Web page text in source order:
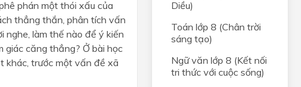
phán một thói xấu của
thẳng thắn, phân tích vấn
nghe, làm thế nào để ý kiến
giác căng thẳng? Ở bài học
khác, trước một vấn đề xã
Diều)
Toán lớp 8 (Chân trời
sáng tạo)
Ngữ văn lớp 8 (Kết nối
tri thức với cuộc sống)